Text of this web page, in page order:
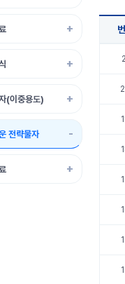
(이중용도)
전략물자